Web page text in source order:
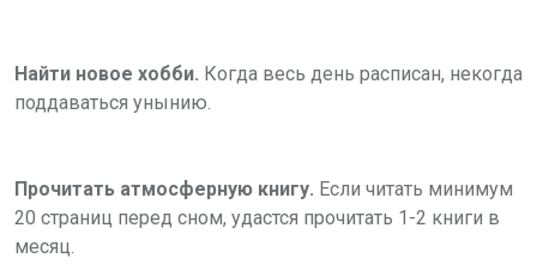
Найти новое хобби. Когда весь день расписан, некогда
поддаваться унынию.
Прочитать атмосферную книгу. Если читать минимум
20 страниц перед сном, удастся прочитать 1-2 книги в
месяц.